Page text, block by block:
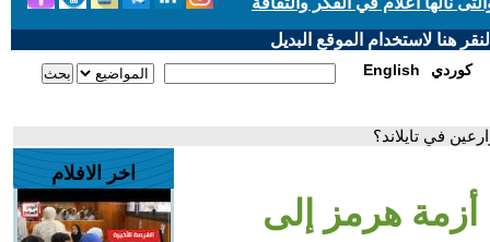
هنا لاستخدام الموقع البديل
English كوردي
في تايلاند؟
هرمز إلى
اخر الافلام